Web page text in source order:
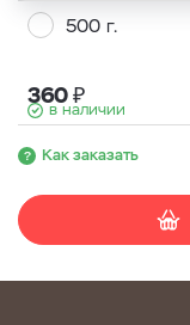
500 г.
360₽
в наличии
Как заказать